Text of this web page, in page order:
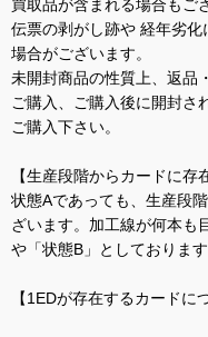
買取品が含まれる場合もご
伝票の剥がし跡や 経年劣
場合がございます。
未開封商品の性質上、返品
ご購入、ご購入後に開封さ
ご購入下さい。
【生産段階からカードに存
状態Aであっても、生産段
ざいます。加工線が何本も
や「状態B」としております
【1EDが存在するカードに